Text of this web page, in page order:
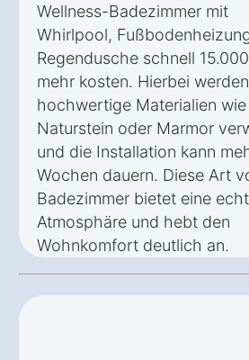
Wellness-Badezimmer mit
Whirlpool,
Regendusche schnell
mehr kosten. Hierbei werden
hochwertige Materialien wie
Naturstein oder Marmor
und die Installation kann
Wochen dauern. Diese Art
Badezimmer bietet eine
Atmosphäre und hebt den
Wohnkomfort deutlich an.